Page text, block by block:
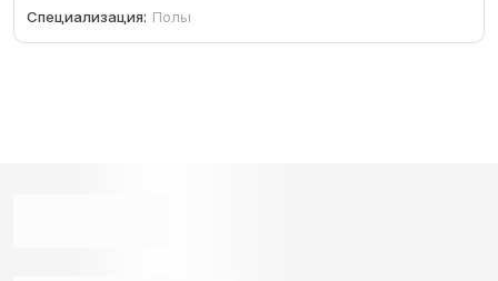
Специализация: Полы